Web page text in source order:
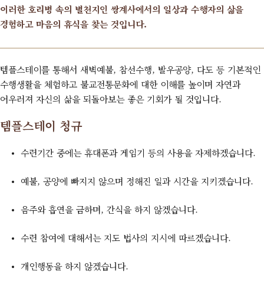
이러한 호리병 속의 별천지인 쌍계사에서의 일상과 수행자의 삶을
경험하고 마음의 휴식을 찾는 것입니다.
템플스테이를 통해서 새벽예불, 참선수행, 발우공양, 다도 등 기본적인
수행생활을 체험하고 불교전통문화에 대한 이해를 높이며 자연과
어우러져 자신의 삶을 되돌아보는 좋은 기회가 될 것입니다.
템플스테이 청규
수련기간 중에는 휴대폰과 게임기 등의 사용을 자제하겠습니다.
예불, 공양에 빠지지 않으며 정해진 일과 시간을 지키겠습니다.
음주와 흡연을 금하며, 간식을 하지 않겠습니다.
수련 참여에 대해서는 지도 법사의 지시에 따르겠습니다.
개인행동을 하지 않겠습니다.